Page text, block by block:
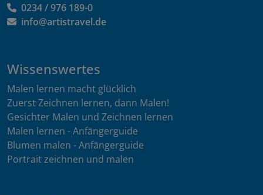
0234 / 976 189-0
info@artistravel.de
Wissenswertes
Malen lernen macht glücklich
Zuerst Zeichnen lernen, dann Malen!
Gesichter Malen und Zeichnen lernen
Malen lernen - Anfängerguide
Blumen malen - Anfängerguide
Portrait zeichnen und malen